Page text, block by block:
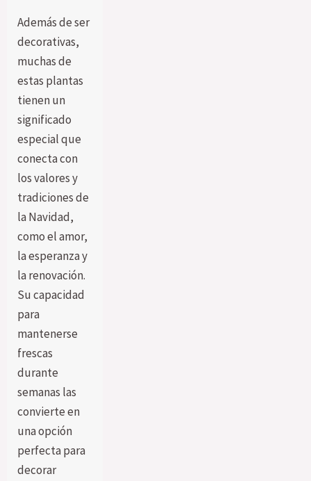
Además de ser
decorativas,
muchas de
estas plantas
tienen un
significado
especial que
conecta con
los valores y
tradiciones de
la Navidad,
como el amor,
la esperanza y
la renovación.
Su capacidad
para
mantenerse
frescas
durante
semanas las
convierte en
una opción
perfecta para
decorar